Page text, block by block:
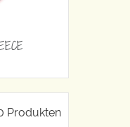
Produkten